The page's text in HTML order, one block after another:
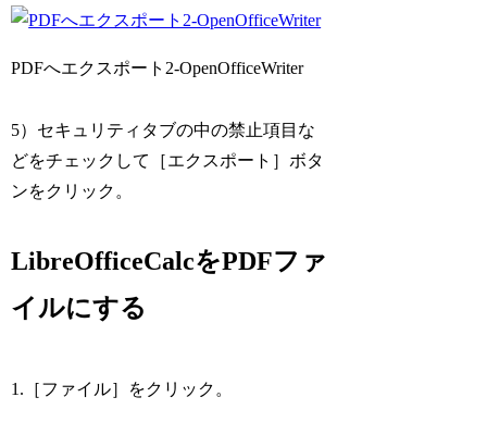
PDFへエクスポート2-OpenOfficeWriter
5）セキュリティタブの中の禁止項目な
どをチェックして［エクスポート］ボタ
ンをクリック。
LibreOfficeCalcをPDFファ
イルにする
1.［ファイル］をクリック。